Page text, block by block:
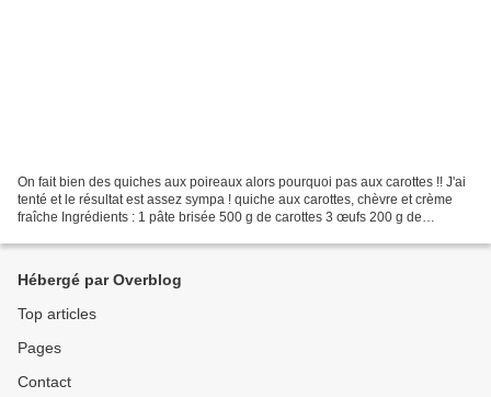
On fait bien des quiches aux poireaux alors pourquoi pas aux carottes !! J'ai
tenté et le résultat est assez sympa ! quiche aux carottes, chèvre et crème
fraîche Ingrédients : 1 pâte brisée 500 g de carottes 3 œufs 200 g de
Hébergé par Overblog
Top articles
Pages
Contact